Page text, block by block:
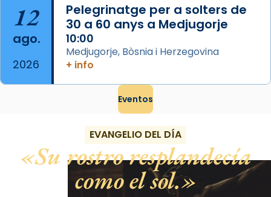
12
ago.
2026
Pelegrinatge per a solters de
30 a 60 anys a Medjugorje
10:00
Medjugorje, Bòsnia i Herzegovina
+ info
Eventos
EVANGELIO DEL DÍA
Su rostro resplandecía
como el sol.